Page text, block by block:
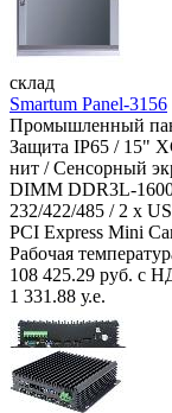
склад
Smartum Panel-3156
Промышленный
Защита IP65 / 15"
нит / Сенсорный
DIMM DDR3L-
232/422/485 / 2 x
PCI Express Mini
Рабочая
108 425.29 руб. с
1 331.88 у.е.